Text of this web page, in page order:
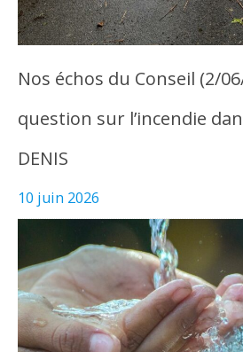
Nos échos du Conseil (2/
question sur l’incendie
DENIS
10 juin 2026